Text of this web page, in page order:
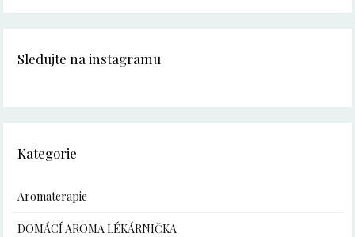
Sledujte na instagramu
Kategorie
Aromaterapie
DOMÁCÍ AROMA LÉKÁRNIČKA